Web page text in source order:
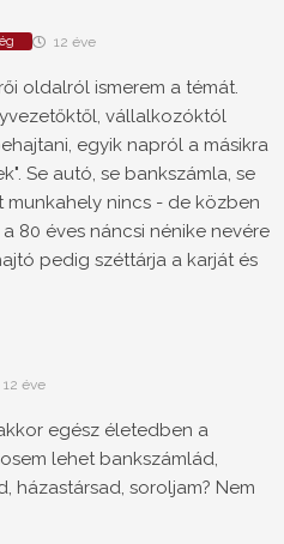
12 éve
oldalról ismerem a témát.
vállalkozóktól
egyik napról a másikra
Se autó, se bankszámla, se
nincs - de közben
80 éves náncsi nénike nevére
pedig széttárja a karját és
12 éve
egész életedben a
lehet bankszámlád,
házastársad, soroljam? Nem